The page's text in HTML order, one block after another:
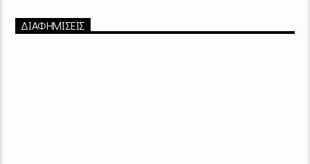
ΔΙΑΦΗΜΙΣΕΙΣ